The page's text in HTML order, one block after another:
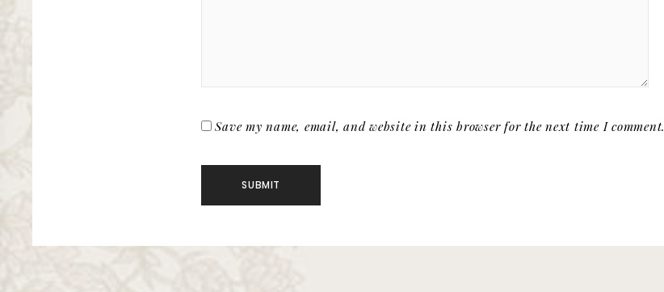
Save my name, email, and website in this browser for the next time I comment.